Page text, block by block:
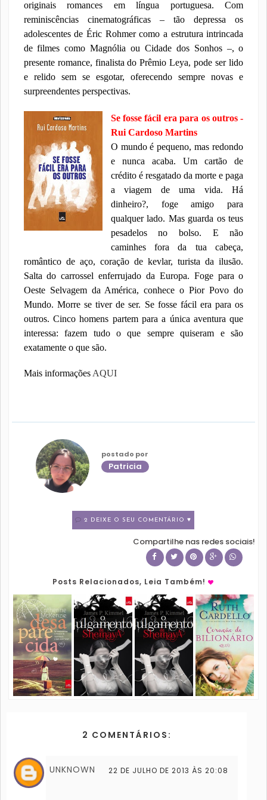
originais romances em língua portuguesa. Com
reminiscências cinematográficas – tão depressa os
adolescentes de Éric Rohmer como a estrutura intrincada
de filmes como Magnólia ou Cidade dos Sonhos –, o
presente romance, finalista do Prêmio Leya, pode ser lido
e relido sem se esgotar, oferecendo sempre novas e
surpreendentes perspectivas.
Se fosse fácil era para os outros -
Rui Cardoso Martins
O mundo é pequeno, mas redondo
e nunca acaba. Um cartão de
crédito é resgatado da morte e paga
a viagem de uma vida. Há
dinheiro?, foge amigo para
qualquer lado. Mas guarda os teus
pesadelos no bolso. E não
caminhes fora da tua cabeça,
romântico de aço, coração de kevlar, turista da ilusão.
Salta do carrossel enferrujado da Europa. Foge para o
Oeste Selvagem da América, conhece o Pior Povo do
Mundo. Morre se tiver de ser. Se fosse fácil era para os
outros. Cinco homens partem para a única aventura que
interessa: fazem tudo o que sempre quiseram e são
exatamente o que são.
Mais informações AQUI
postado por
Patricia
2 DEIXE O SEU COMENTÁRIO ♥
Compartilhe nas redes sociais!
Posts Relacionados, Leia Também!
2 COMENTÁRIOS:
UNKNOWN 22 DE JULHO DE 2013 ÀS 20:08